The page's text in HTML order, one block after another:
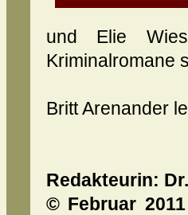
und Elie
Kriminalromane
Britt Arenander
Redakteurin: Dr.
© Februar